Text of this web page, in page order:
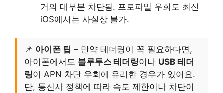
거의 대부분 차단됨. 프로파일 우회도 최신
iOS에서는 사실상 불가.
📌 아이폰 팁 – 만약 테더링이 꼭 필요하다면,
아이폰에서도 블루투스 테더링이나 USB 테더
링이 APN 차단 우회에 유리한 경우가 있어요.
단, 통신사 정책에 따라 속도 제한이나 차단이